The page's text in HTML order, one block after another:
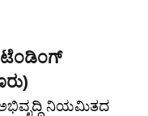
ನಿಯಮಿತದ